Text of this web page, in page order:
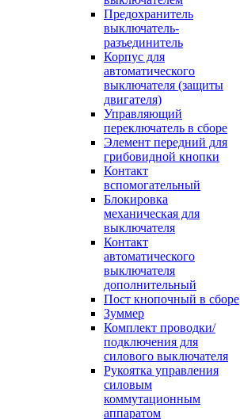
Предохранитель
выключатель-
разъединитель
Корпус для
автоматического
выключателя (защиты
двигателя)
Управляющий
переключатель в сборе
Элемент передний для
грибовидной кнопки
Контакт
вспомогательный
Блокировка
механическая для
выключателя
Контакт
автоматического
выключателя
дополнительный
Пост кнопочный в сборе
Зуммер
Комплект проводки/
подключения для
силового выключателя
Рукоятка управления
силовым
коммутационным
аппаратом